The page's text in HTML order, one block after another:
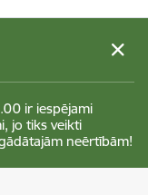
ir iespējami
jo tiks veikti
neērtībām!